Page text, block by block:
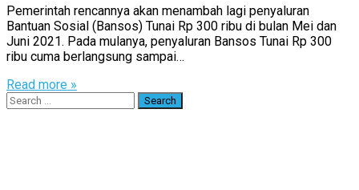
Pemerintah rencannya akan menambah lagi penyaluran
Bantuan Sosial (Bansos) Tunai Rp 300 ribu di bulan Mei dan
Juni 2021. Pada mulanya, penyaluran Bansos Tunai Rp 300
ribu cuma berlangsung sampai…
Read more »
Search
for: